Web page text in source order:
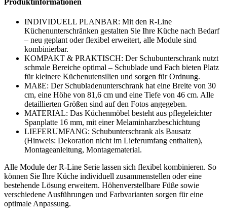
Produktinformationen
INDIVIDUELL PLANBAR: Mit den R-Line
Küchenunterschränken gestalten Sie Ihre Küche nach Bedarf
– neu geplant oder flexibel erweitert, alle Module sind
kombinierbar.
KOMPAKT & PRAKTISCH: Der Schubunterschrank nutzt
schmale Bereiche optimal – Schublade und Fach bieten Platz
für kleinere Küchenutensilien und sorgen für Ordnung.
MAßE: Der Schubladenunterschrank hat eine Breite von 30
cm, eine Höhe von 81,6 cm und eine Tiefe von 46 cm. Alle
detaillierten Größen sind auf den Fotos angegeben.
MATERIAL: Das Küchenmöbel besteht aus pflegeleichter
Spanplatte 16 mm, mit einer Melaminharzbeschichtung
LIEFERUMFANG: Schubunterschrank als Bausatz
(Hinweis: Dekoration nicht im Lieferumfang enthalten),
Montageanleitung, Montagematerial.
Alle Module der R-Line Serie lassen sich flexibel kombinieren. So
können Sie Ihre Küche individuell zusammenstellen oder eine
bestehende Lösung erweitern. Höhenverstellbare Füße sowie
verschiedene Ausführungen und Farbvarianten sorgen für eine
optimale Anpassung.